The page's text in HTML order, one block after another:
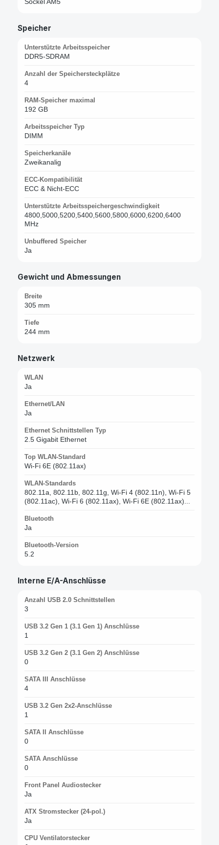
Sockel AM5
Speicher
Unterstützte Arbeitsspeicher
DDR5-SDRAM
Anzahl der Speichersteckplätze
4
RAM-Speicher maximal
192 GB
Arbeitsspeicher Typ
DIMM
Speicherkanäle
Zweikanalig
ECC-Kompatibilität
ECC & Nicht-ECC
Unterstützte Arbeitsspeichergeschwindigkeit
4800,5000,5200,5400,5600,5800,6000,6200,6400
MHz
Unbuffered Speicher
Ja
Gewicht und Abmessungen
Breite
305 mm
Tiefe
244 mm
Netzwerk
WLAN
Ja
Ethernet/LAN
Ja
Ethernet Schnittstellen Typ
2.5 Gigabit Ethernet
Top WLAN-Standard
Wi-Fi 6E (802.11ax)
WLAN-Standards
802.11a, 802.11b, 802.11g, Wi-Fi 4 (802.11n), Wi-Fi 5
(802.11ac), Wi-Fi 6 (802.11ax), Wi-Fi 6E (802.11ax)...
Bluetooth
Ja
Bluetooth-Version
5.2
Interne E/A-Anschlüsse
Anzahl USB 2.0 Schnittstellen
3
USB 3.2 Gen 1 (3.1 Gen 1) Anschlüsse
1
USB 3.2 Gen 2 (3.1 Gen 2) Anschlüsse
0
SATA III Anschlüsse
4
USB 3.2 Gen 2x2-Anschlüsse
1
SATA II Anschlüsse
0
SATA Anschlüsse
0
Front Panel Audiostecker
Ja
ATX Stromstecker (24-pol.)
Ja
CPU Ventilatorstecker